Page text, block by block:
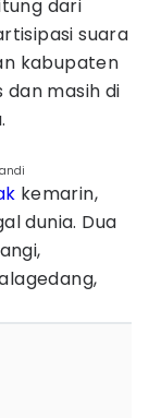
dari
suara
kabupaten
masih di
kemarin,
dunia. Dua